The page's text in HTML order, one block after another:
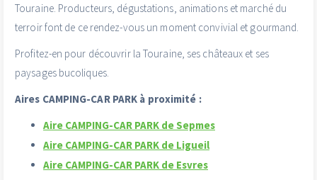
Touraine. Producteurs, dégustations, animations et marché du
terroir font de ce rendez-vous un moment convivial et gourmand.
Profitez-en pour découvrir la Touraine, ses châteaux et ses
paysages bucoliques.
Aires CAMPING-CAR PARK à proximité :
Aire CAMPING-CAR PARK de Sepmes
Aire CAMPING-CAR PARK de Ligueil
Aire CAMPING-CAR PARK de Esvres